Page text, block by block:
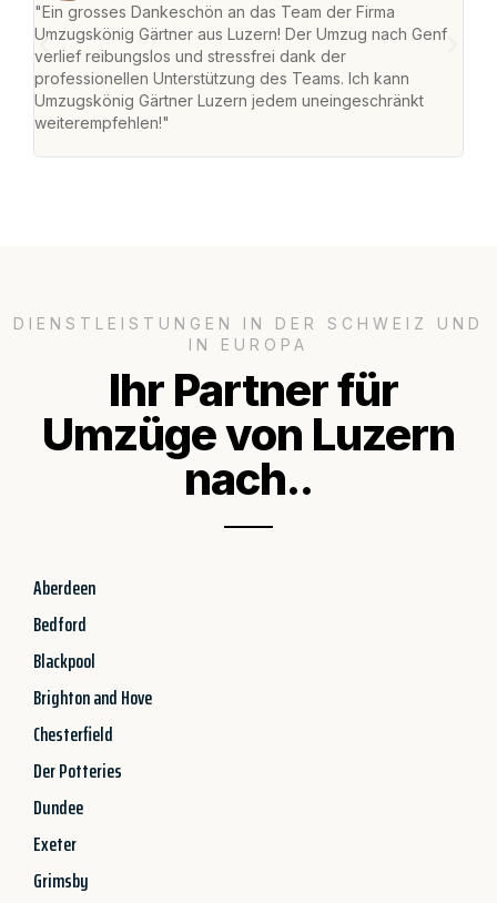
"Ein grosses Dankeschön an das Team der Firma
Umzugskönig Gärtner aus Luzern! Der Umzug nach Genf
verlief reibungslos und stressfrei dank der
professionellen Unterstützung des Teams. Ich kann
Umzugskönig Gärtner Luzern jedem uneingeschränkt
weiterempfehlen!"
DIENSTLEISTUNGEN IN DER SCHWEIZ UND
IN EUROPA
Ihr Partner für
Umzüge von Luzern
nach..
Aberdeen
Bedford
Blackpool
Brighton and Hove
Chesterfield
Der Potteries
Dundee
Exeter
Grimsby